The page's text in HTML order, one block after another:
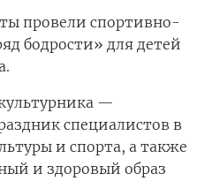
провели спортивно-
бодрости» для детей
—
специалистов в
и спорта, а также
и здоровый образ